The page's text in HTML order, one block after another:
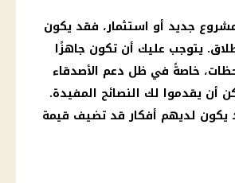
جديد أو استثمار، فقد يكون
يتوجب عليك أن تكون جاهزًا
خاصةً في ظل دعم الأصدقاء
أن يقدموا لك النصائح المفيدة.
يكون لديهم أفكار قد تضيف قيمة